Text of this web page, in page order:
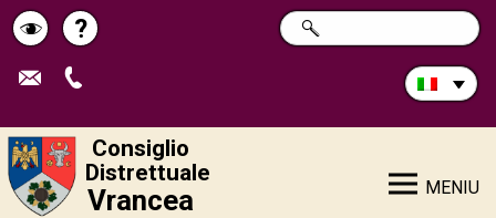
Schimbă
contrastul
Pagina
de
?
Cerca
nel
RICERCA
Consiglio
Distrettuale
Vrancea MENIU